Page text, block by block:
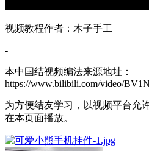
视频教程作者：木子手工
-
本中国结视频编法来源地址：
https://www.bilibili.com/video/
为方便结友学习，以视频平台允
在本页面播放。